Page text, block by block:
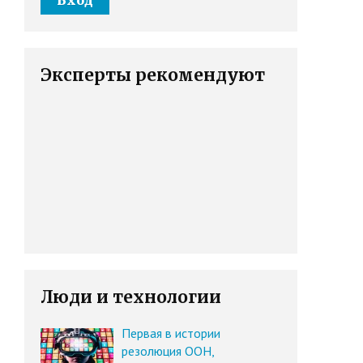
Эксперты рекомендуют
Люди и технологии
Первая в истории
резолюция ООН,